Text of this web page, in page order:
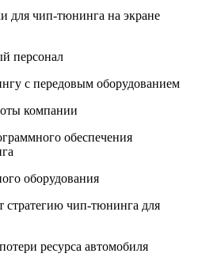
персонал
компании
оборудования
ресурса автомобиля